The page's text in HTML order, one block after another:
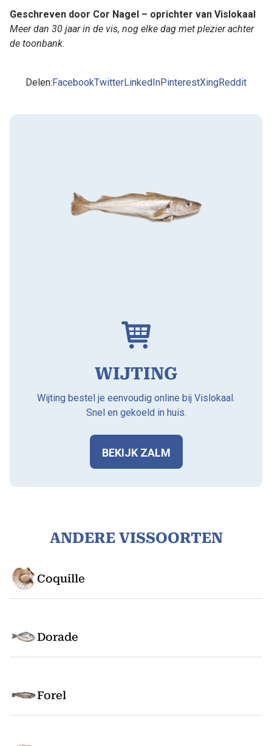
Geschreven door Cor Nagel – oprichter van Vislokaal
Meer dan 30 jaar in de vis, nog elke dag met plezier achter
de toonbank.
Delen:FacebookTwitterLinkedInPinterestXingReddit
WIJTING
Wijting bestel je eenvoudig online bij Vislokaal.
Snel en gekoeld in huis.
BEKIJK ZALM
ANDERE VISSOORTEN
Coquille
Dorade
Forel